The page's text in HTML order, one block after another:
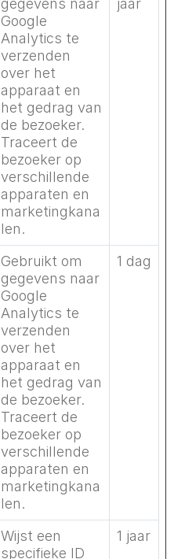
gegevens naar
Google
Analytics te
verzenden
over het
apparaat en
het gedrag van
de bezoeker.
Traceert de
bezoeker op
verschillende
apparaten en
marketingkana
len.
jaar
Gebruikt om
gegevens naar
Google
Analytics te
verzenden
over het
apparaat en
het gedrag van
de bezoeker.
Traceert de
bezoeker op
verschillende
apparaten en
marketingkana
len.
1 dag
Wijst een
specifieke ID
1 jaar